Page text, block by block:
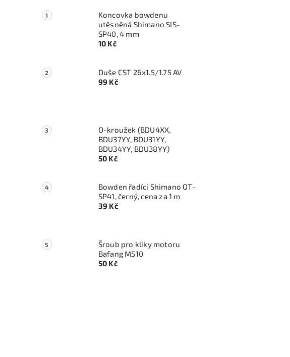
Koncovka bowdenu
utěsněná Shimano SIS-
SP40, 4 mm
10 Kč
Duše CST 26x1.5/1.75 AV
99 Kč
O-kroužek (BDU4XX,
BDU37YY, BDU31YY,
BDU34YY, BDU38YY)
50 Kč
Bowden řadící Shimano OT-
SP41, černý, cena za 1 m
39 Kč
Šroub pro kliky motoru
Bafang M510
50 Kč